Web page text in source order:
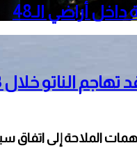
الناتو خلال 3 سنوات
الملاحة إلى اتفاق